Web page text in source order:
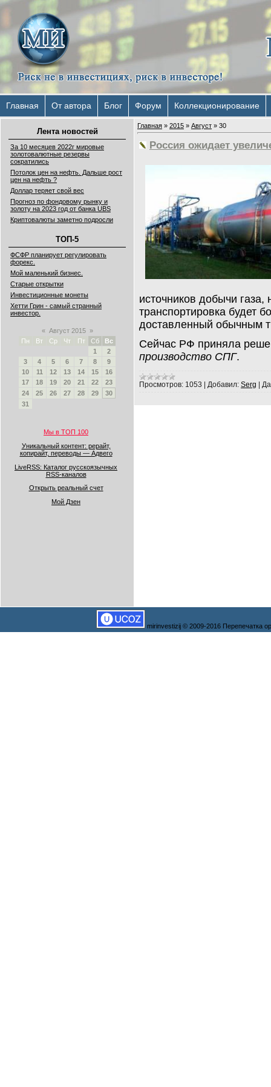
Главная От автора Блог Форум Коллекционирование
Лента новостей
За 10 месяцев 2022г мировые
золотовалютные резервы
сократились
Потолок цен на нефть. Дальше рост
цен на нефть ?
Доллар теряет свой вес
Прогноз по фондовому рынку и
золоту на 2023 год от банка UBS
Криптовалюты заметно подросли
ТОП-5
ФСФР планирует регулировать
форекс.
Мой маленький бизнес.
Старые открытки
Инвестиционные монеты
Хетти Грин - самый странный
инвестор.
« Август 2015 »
Пн
Вт Ср Чт Пт Сб
Вс
1
2
3
4 5 6 7 8
9
10
11 12 13 14 15
16
17
18 19 20 21 22
23
24
25 26 27 28 29
30
31
Мы в ТОП 100
Уникальный контент: рерайт,
копирайт, переводы — Адвего
LiveRSS: Каталог русскоязычных
RSS-каналов
Открыть реальный счет
Мой Дзен
Главная » 2015 » Август » 30
Россия ожидает
источников добычи
транспортировка будет
доставленный обычным
Сейчас РФ приняла
производство СПГ.
Просмотров: 1053 Добавил: Serg
mirinvestizij © 2009-2016 Перепечатка